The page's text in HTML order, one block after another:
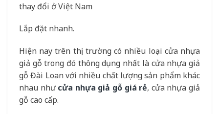
thay đổi ở Việt Nam
Lắp đặt nhanh.
Hiện nay trên thị trường có nhiều loại cửa nhựa
giả gỗ trong đó thông dụng nhất là cửa nhựa giả
gỗ Đài Loan với nhiều chất lượng sản phẩm khác
nhau nhưcửa nhựa giả gỗ giá rẻ, cửa nhựa giả
gỗ cao cấp.